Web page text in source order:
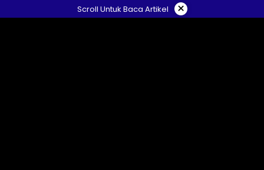
ke
Scroll Untuk Baca Artikel ×